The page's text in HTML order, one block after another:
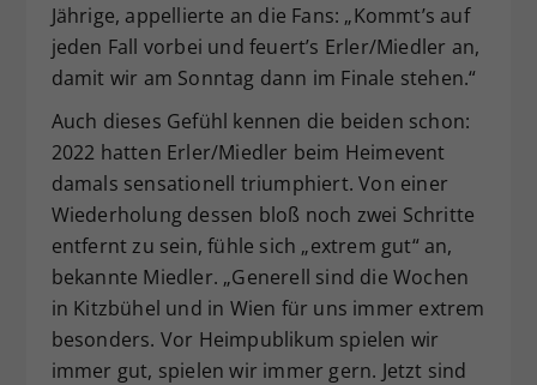
Jährige, appellierte an die Fans: „Kommt’s auf
jeden Fall vorbei und feuert’s Erler/Miedler an,
damit wir am Sonntag dann im Finale stehen.“
Auch dieses Gefühl kennen die beiden schon:
2022 hatten Erler/Miedler beim Heimevent
damals sensationell triumphiert. Von einer
Wiederholung dessen bloß noch zwei Schritte
entfernt zu sein, fühle sich „extrem gut“ an,
bekannte Miedler. „Generell sind die Wochen
in Kitzbühel und in Wien für uns immer extrem
besonders. Vor Heimpublikum spielen wir
immer gut, spielen wir immer gern. Jetzt sind